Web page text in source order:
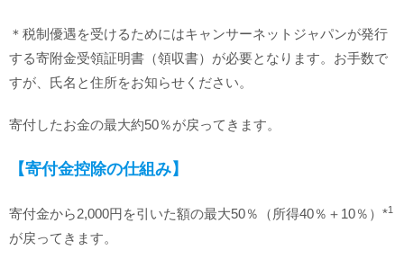
＊税制優遇を受けるためにはキャンサーネットジャパンが発行
する寄附金受領証明書（領収書）が必要となります。お手数で
すが、氏名と住所をお知らせください。
寄付したお金の最大約50％が戻ってきます。
【寄付金控除の仕組み】
寄付金から2,000円を引いた額の最大50％（所得40％＋10％）*1
が戻ってきます。